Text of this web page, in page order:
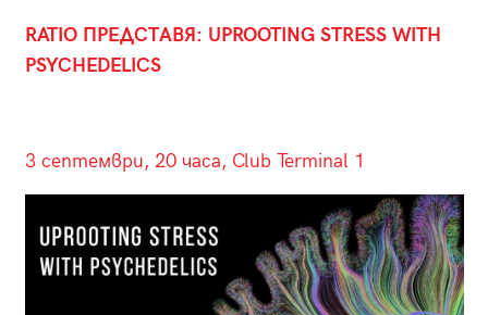
RATIO ПРЕДСТАВЯ: UPROOTING STRESS WITH
PSYCHEDELICS
3 септември, 20 часа, Club Terminal 1